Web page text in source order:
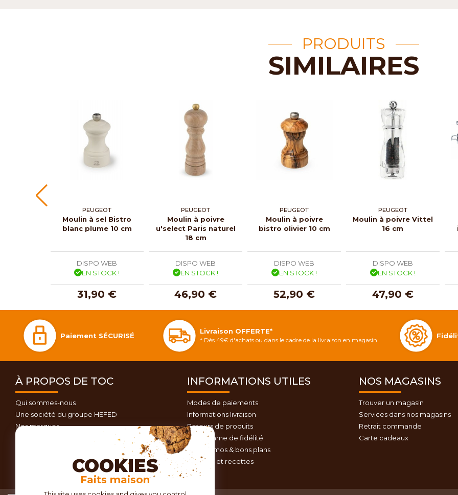
PRODUITS
SIMILAIRES
PEUGEOT
Moulin à sel Bistro
blanc plume 10 cm
DISPO WEB
EN STOCK !
31,90 €
PEUGEOT
Moulin à poivre
u'select Paris naturel
18 cm
DISPO WEB
EN STOCK !
46,90 €
PEUGEOT
Moulin à poivre
bistro olivier 10 cm
DISPO WEB
EN STOCK !
52,90 €
PEUGEOT
Moulin à poivre Vittel
16 cm
DISPO WEB
EN STOCK !
47,90 €
Paiement SÉCURISÉ
Livraison OFFERTE*
* Dès 49€ d'achats ou dans le cadre de la livraison en magasin
À PROPOS DE TOC
Qui sommes-nous
Une société du groupe HEFED
Nos marques
INFORMATIONS UTILES
Modes de paiements
Informations livraison
Retours de produits
Programme de fidélité
Nos promos & bons plans
Conseils et recettes
NOS MAGASINS
Trouver un magasin
Services dans nos magasins
Retrait commande
Carte cadeaux
COOKIES
Faits maison